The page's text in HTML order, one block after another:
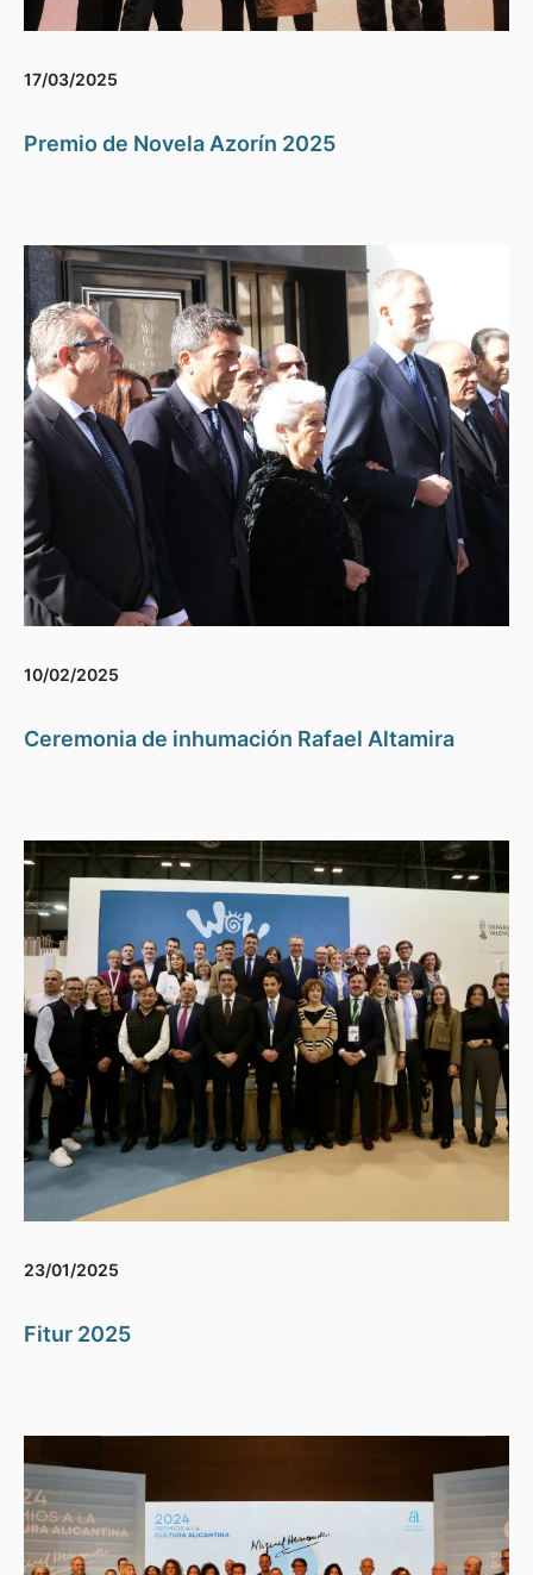
17/03/2025
Premio de Novela Azorín 2025
10/02/2025
Ceremonia de inhumación Rafael Altamira
23/01/2025
Fitur 2025